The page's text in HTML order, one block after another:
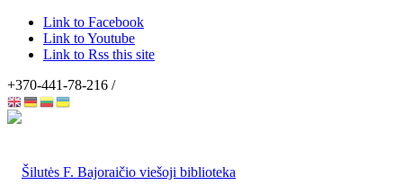
Link to Facebook
Link to Youtube
Link to Rss this site
+370-441-78-216 /